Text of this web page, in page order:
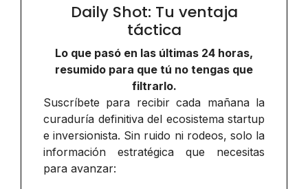
Daily Shot: Tu ventaja
táctica
Lo que pasó en las últimas 24 horas,
resumido para que tú no tengas que
filtrarlo.
Suscríbete para recibir cada mañana la
curaduría definitiva del ecosistema startup
e inversionista. Sin ruido ni rodeos, solo la
información estratégica que necesitas
para avanzar: